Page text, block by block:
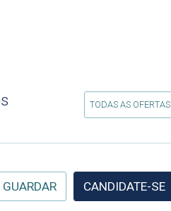
TODAS AS OFERTAS
GUARDAR CANDIDATE-SE